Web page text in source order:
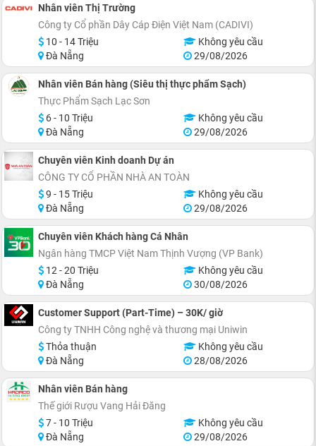
Nhân viên Thị Trường
Công ty Cổ phần Dây Cáp Điện Việt Nam (CADIVI)
10 - 14 Triệu
Không yêu cầu
Đà Nẵng
29/08/2026
Nhân viên Bán hàng (Siêu thị thực phẩm Sạch)
Thực Phẩm Sạch Lạc Sơn
6 - 10 Triệu
Không yêu cầu
Đà Nẵng
29/08/2026
Chuyên viên Kinh doanh Dự án
CÔNG TY CỔ PHẦN NHÀ AN TOÀN
9 - 15 Triệu
Không yêu cầu
Đà Nẵng
29/08/2026
Chuyên viên Khách hàng Cá Nhân
Ngân hàng TMCP Việt Nam Thịnh Vượng (VP Bank)
12 - 20 Triệu
Không yêu cầu
Đà Nẵng
30/08/2026
Customer Support (Part-Time) – 30K/ giờ
Công ty TNHH Công nghệ và thương mại Uniwin
Thỏa thuận
Không yêu cầu
Đà Nẵng
28/08/2026
Nhân viên Bán hàng
Thế giới Rượu Vang Hải Đăng
7 - 10 Triệu
Không yêu cầu
Đà Nẵng
29/08/2026